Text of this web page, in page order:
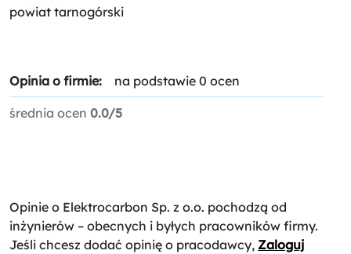
powiat tarnogórski
Opinia o firmie: na podstawie 0 ocen
średnia ocen 0.0/5
Opinie o Elektrocarbon Sp. z o.o. pochodzą od
inżynierów – obecnych i byłych pracowników firmy.
Jeśli chcesz dodać opinię o pracodawcy, Zaloguj